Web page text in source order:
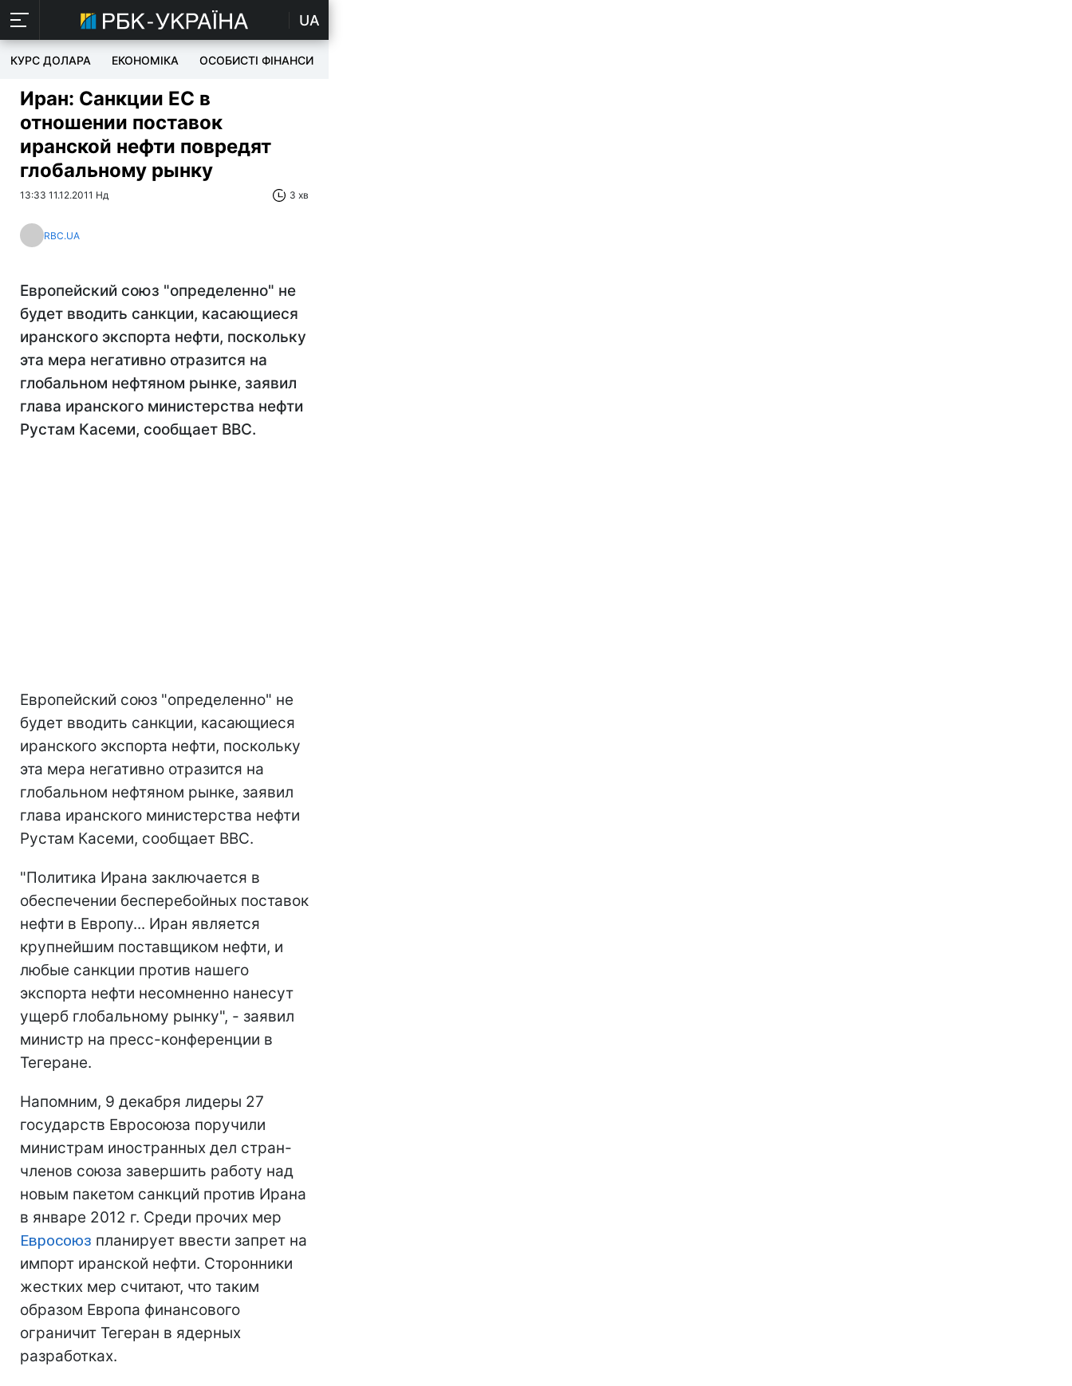
UA
КУРС ДОЛАРА ЕКОНОМІКА ОСОБИСТІ ФІНАНСИ
Иран: Санкции ЕС в
отношении поставок
иранской нефти повредят
глобальному рынку
13:33 11.12.2011 Нд 3 хв
RBC.UA
Европейский союз "определенно" не
будет вводить санкции, касающиеся
иранского экспорта нефти, поскольку
эта мера негативно отразится на
глобальном нефтяном рынке, заявил
глава иранского министерства нефти
Рустам Касеми, сообщает ВВС.
Европейский союз "определенно" не
будет вводить санкции, касающиеся
иранского экспорта нефти, поскольку
эта мера негативно отразится на
глобальном нефтяном рынке, заявил
глава иранского министерства нефти
Рустам Касеми, сообщает ВВС.
"Политика Ирана заключается в
обеспечении бесперебойных поставок
нефти в Европу... Иран является
крупнейшим поставщиком нефти, и
любые санкции против нашего
экспорта нефти несомненно нанесут
ущерб глобальному рынку", - заявил
министр на пресс-конференции в
Тегеране.
Напомним, 9 декабря лидеры 27
государств Евросоюза поручили
министрам иностранных дел стран-
членов союза завершить работу над
новым пакетом санкций против Ирана
в январе 2012 г. Среди прочих мер
Евросоюз планирует ввести запрет на
импорт иранской нефти. Сторонники
жестких мер считают, что таким
образом Европа финансового
ограничит Тегеран в ядерных
разработках.